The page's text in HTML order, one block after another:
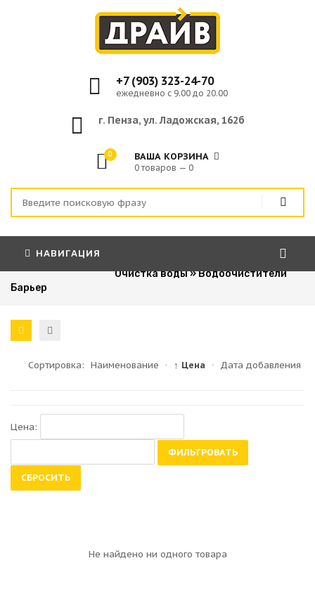
+7 (903) 323-24-70
ежедневно с 9.00 до 20.00
г. Пенза, ул. Ладожская, 162б
0 ВАША КОРЗИНА
0 товаров — 0
НАВИГАЦИЯ
Очистка воды»Водоочистители
Барьер
Сортировка: Наименование · ↑ Цена · Дата добавления
Цена:
ФИЛЬТРОВАТЬ
СБРОСИТЬ
Не найдено ни одного товара